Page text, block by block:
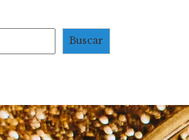
Buscar